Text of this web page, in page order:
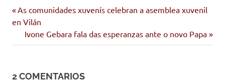
oliveres
desafiuzamentos
PAH
Navegación
de
Entrada
anterior:
As comunidades xuvenís celebran a asemblea xuvenil
en Vilán
Siguiente
entrada:
Ivone Gebara fala das esperanzas ante o novo Papa
2 COMENTARIOS